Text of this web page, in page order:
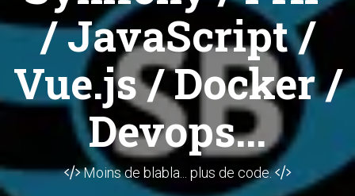
/ JavaScript /
Vue.js / Docker /
Devops...
Moins de blabla... plus de code.